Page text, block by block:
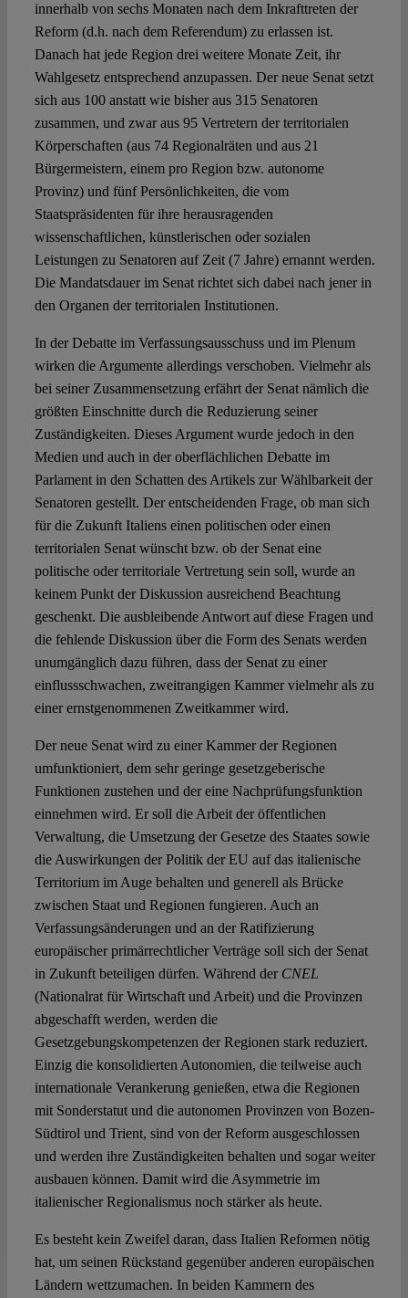
innerhalb von sechs Monaten nach dem Inkrafttreten der
Reform (d.h. nach dem Referendum) zu erlassen ist.
Danach hat jede Region drei weitere Monate Zeit, ihr
Wahlgesetz entsprechend anzupassen. Der neue Senat setzt
sich aus 100 anstatt wie bisher aus 315 Senatoren
zusammen, und zwar aus 95 Vertretern der territorialen
Körperschaften (aus 74 Regionalräten und aus 21
Bürgermeistern, einem pro Region bzw. autonome
Provinz) und fünf Persönlichkeiten, die vom
Staatspräsidenten für ihre herausragenden
wissenschaftlichen, künstlerischen oder sozialen
Leistungen zu Senatoren auf Zeit (7 Jahre) ernannt werden.
Die Mandatsdauer im Senat richtet sich dabei nach jener in
den Organen der territorialen Institutionen.
In der Debatte im Verfassungsausschuss und im Plenum
wirken die Argumente allerdings verschoben. Vielmehr als
bei seiner Zusammensetzung erfährt der Senat nämlich die
größten Einschnitte durch die Reduzierung seiner
Zuständigkeiten. Dieses Argument wurde jedoch in den
Medien und auch in der oberflächlichen Debatte im
Parlament in den Schatten des Artikels zur Wählbarkeit der
Senatoren gestellt. Der entscheidenden Frage, ob man sich
für die Zukunft Italiens einen politischen oder einen
territorialen Senat wünscht bzw. ob der Senat eine
politische oder territoriale Vertretung sein soll, wurde an
keinem Punkt der Diskussion ausreichend Beachtung
geschenkt. Die ausbleibende Antwort auf diese Fragen und
die fehlende Diskussion über die Form des Senats werden
unumgänglich dazu führen, dass der Senat zu einer
einflussschwachen, zweitrangigen Kammer vielmehr als zu
einer ernstgenommenen Zweitkammer wird.
Der neue Senat wird zu einer Kammer der Regionen
umfunktioniert, dem sehr geringe gesetzgeberische
Funktionen zustehen und der eine Nachprüfungsfunktion
einnehmen wird. Er soll die Arbeit der öffentlichen
Verwaltung, die Umsetzung der Gesetze des Staates sowie
die Auswirkungen der Politik der EU auf das italienische
Territorium im Auge behalten und generell als Brücke
zwischen Staat und Regionen fungieren. Auch an
Verfassungsänderungen und an der Ratifizierung
europäischer primärrechtlicher Verträge soll sich der Senat
in Zukunft beteiligen dürfen. Während der CNEL
(Nationalrat für Wirtschaft und Arbeit) und die Provinzen
abgeschafft werden, werden die
Gesetzgebungskompetenzen der Regionen stark reduziert.
Einzig die konsolidierten Autonomien, die teilweise auch
internationale Verankerung genießen, etwa die Regionen
mit Sonderstatut und die autonomen Provinzen von Bozen-
Südtirol und Trient, sind von der Reform ausgeschlossen
und werden ihre Zuständigkeiten behalten und sogar weiter
ausbauen können. Damit wird die Asymmetrie im
italienischer Regionalismus noch stärker als heute.
Es besteht kein Zweifel daran, dass Italien Reformen nötig
hat, um seinen Rückstand gegenüber anderen europäischen
Ländern wettzumachen. In beiden Kammern des